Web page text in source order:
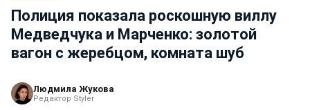
Полиция показала роскошную виллу
Медведчука и Марченко: золотой
вагон с жеребцом, комната шуб
Людмила Жукова
Редактор Styler